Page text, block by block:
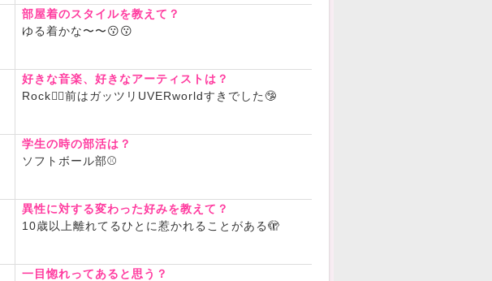
部屋着のスタイルを教えて？
ゆる着かな〜〜😗😗
好きな音楽、好きなアーティストは？
Rock❤️‍🔥前はガッツリUVERworldすきでした🤥
学生の時の部活は？
ソフトボール部⚾️
異性に対する変わった好みを教えて？
10歳以上離れてるひとに惹かれることがある🫣
一目惚れってあると思う？